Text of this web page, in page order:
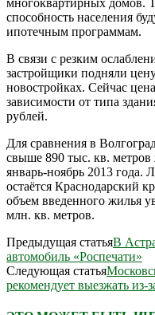
способность населения
ипотечным программам.
В связи с резким
застройщики подняли
новостройках. Сейчас
зависимости от типа
рублей.
Для сравнения в
свыше 890 тыс. кв. метров
январь-ноябрь 2013
остаётся Краснодарский
объем введенного жилья
млн. кв. метров.
Предыдущая статьяВ
автомобиль «Роспечати»
Следующая статья
рекомендует выезжать из-